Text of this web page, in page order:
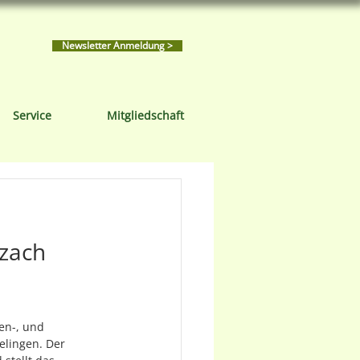
Newsletter Anmeldung >
Service Mitgliedschaft
, und
Der